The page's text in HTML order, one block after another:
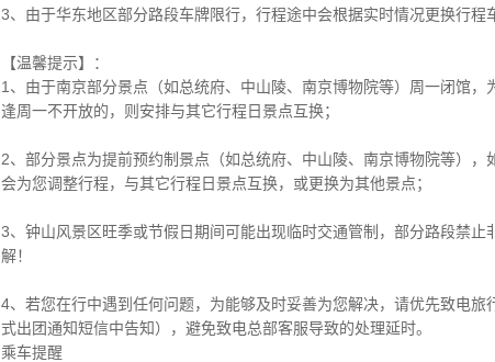
3、由于华东地区部分路段车牌限行，行程途中会根据实时情况更换行程
【温馨提示】：
1、由于南京部分景点（如总统府、中山陵、南京博物院等）周一闭馆
逢周一不开放的，则安排与其它行程日景点互换；
2、部分景点为提前预约制景点（如总统府、中山陵、南京博物院等），
会为您调整行程，与其它行程日景点互换，或更换为其他景点；
3、钟山风景区旺季或节假日期间可能出现临时交通管制，部分路段禁
解！
4、若您在行中遇到任何问题，为能够及时妥善为您解决，请优先致电
式出团通知短信中告知），避免致电总部客服导致的处理延时。
乘车提醒